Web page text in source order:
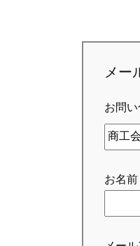
メー
お問
お名